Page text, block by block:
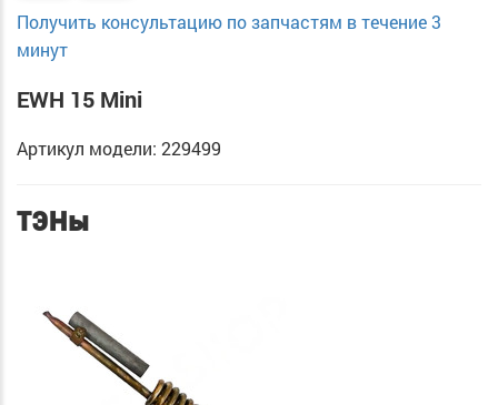
Получить консультацию по запчастям в течение 3
минут
EWH 15 Mini
Артикул модели: 229499
ТЭНы